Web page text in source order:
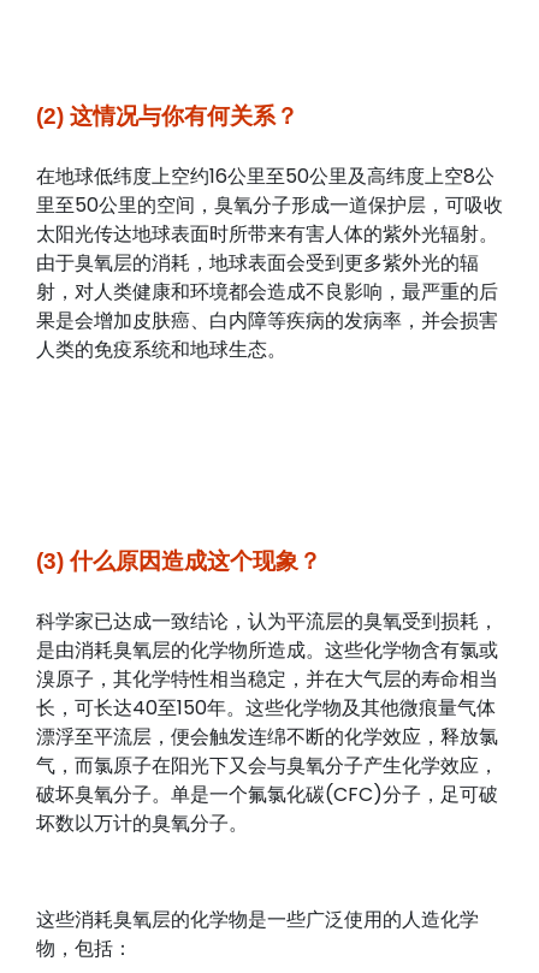
(2) 这情况与你有何关系？
在地球低纬度上空约16公里至50公里及高纬度上空8公
里至50公里的空间，臭氧分子形成一道保护层，可吸收
太阳光传达地球表面时所带来有害人体的紫外光辐射。
由于臭氧层的消耗，地球表面会受到更多紫外光的辐
射，对人类健康和环境都会造成不良影响，最严重的后
果是会增加皮肤癌、白内障等疾病的发病率，并会损害
人类的免疫系统和地球生态。
(3) 什么原因造成这个现象？
科学家已达成一致结论，认为平流层的臭氧受到损耗，
是由消耗臭氧层的化学物所造成。这些化学物含有氯或
溴原子，其化学特性相当稳定，并在大气层的寿命相当
长，可长达40至150年。这些化学物及其他微痕量气体
漂浮至平流层，便会触发连绵不断的化学效应，释放氯
气，而氯原子在阳光下又会与臭氧分子产生化学效应，
破坏臭氧分子。单是一个氟氯化碳(CFC)分子，足可破
坏数以万计的臭氧分子。
这些消耗臭氧层的化学物是一些广泛使用的人造化学
物，包括：